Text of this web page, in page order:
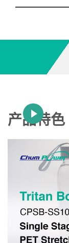
产品特色